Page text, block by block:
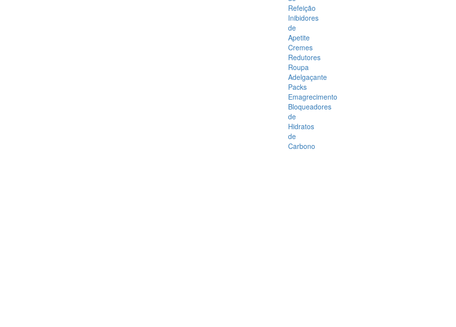
Refeição
Inibidores
de
Apetite
Cremes
Redutores
Roupa
Adelgaçante
Packs
Emagrecimento
Bloqueadores
de
Hidratos
de
Carbono